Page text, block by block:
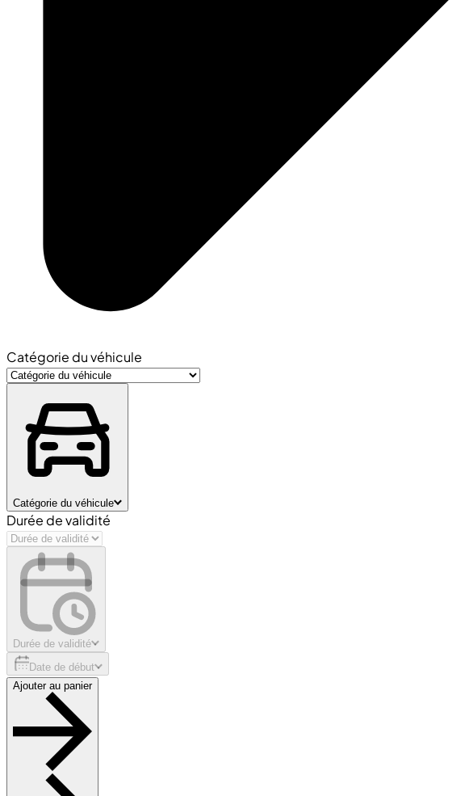
Catégorie du véhicule
Catégorie du véhicule
Durée de validité
Durée de validité
Date de début
Ajouter au panier